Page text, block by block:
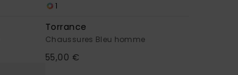
1
Torrance
Chaussures Bleu homme
55,00 €